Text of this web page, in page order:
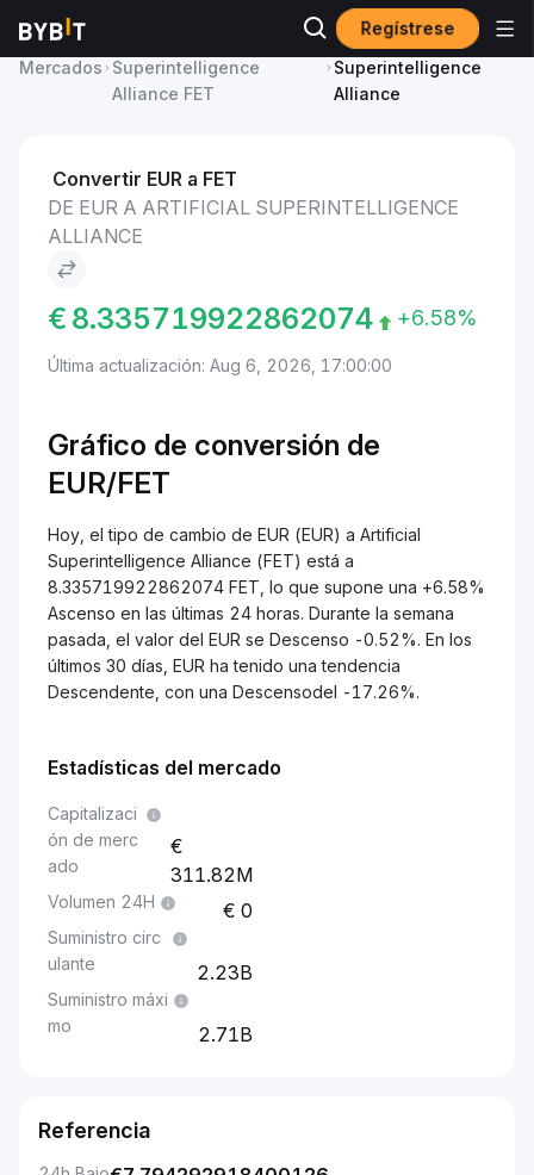
Regístrese
Mercados Superintelligence
Alliance FET
EUR to Artificial
Superintelligence
Alliance
Convertir EUR a FET
DE EUR A ARTIFICIAL SUPERINTELLIGENCE
ALLIANCE
€ 8.335719922862074 +6.58%
Última actualización: Aug 6, 2026, 17:00:00
Gráfico de conversión de
EUR/FET
Hoy, el tipo de cambio de EUR (EUR) a Artificial
Superintelligence Alliance (FET) está a
8.335719922862074 FET, lo que supone una +6.58%
Ascenso en las últimas 24 horas. Durante la semana
pasada, el valor del EUR se Descenso -0.52%. En los
últimos 30 días, EUR ha tenido una tendencia
Descendente, con una Descensodel -17.26%.
Estadísticas del mercado
Capitalizaci
ón de merc
ado
311.82M
Volumen 24H 0
Suministro circ
ulante
2.23B
Suministro máxi
mo
2.71B
Referencia